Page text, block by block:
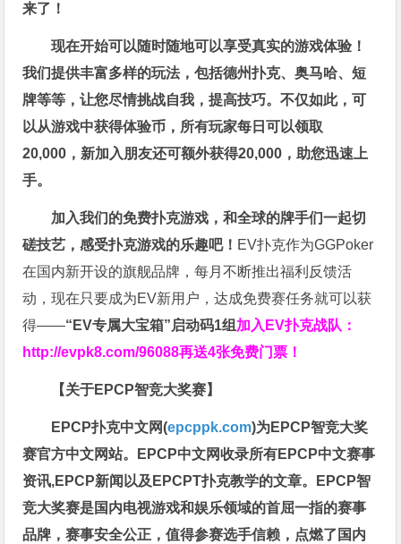
来了！
现在开始可以随时随地可以享受真实的游戏体验！
我们提供丰富多样的玩法，包括德州扑克、奥马哈、短
牌等等，让您尽情挑战自我，提高技巧。不仅如此，可
以从游戏中获得体验币，所有玩家每日可以领取
20,000，新加入朋友还可额外获得20,000，助您迅速上
手。
加入我们的免费扑克游戏，和全球的牌手们一起切
磋技艺，感受扑克游戏的乐趣吧！ EV扑克作为GGPoker
在国内新开设的旗舰品牌，每月不断推出福利反馈活
动，现在只要成为EV新用户，达成免费赛任务就可以获
得——“EV专属大宝箱”启动码1组 加入EV扑克战队：
http://evpk8.com/96088再送4张免费门票！
【关于EPCP智竞大奖赛】
EPCP扑克中文网(epcppk.com)为EPCP智竞大奖
赛官方中文网站。EPCP中文网收录所有EPCP中文赛事
资讯,EPCP新闻以及EPCPT扑克教学的文章。EPCP智
竞大奖赛是国内电视游戏和娱乐领域的首屈一指的赛事
品牌，赛事安全公正，值得参赛选手信赖，点燃了国内